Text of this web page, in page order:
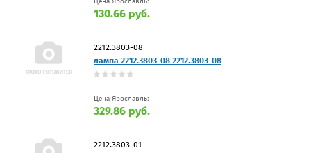
130.66 руб.
2212.3803-08
лампа 2212.3803-08 2212.3803-08
Цена Ярославль:
329.86 руб.
2212.3803-01